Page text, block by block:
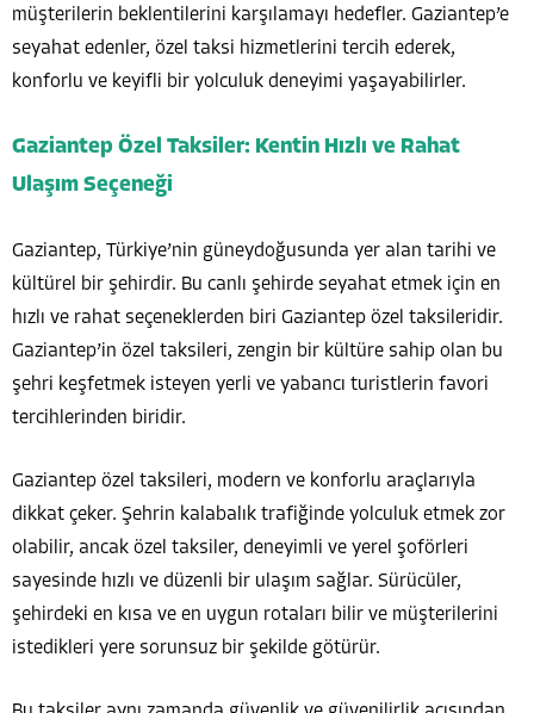
müşterilerin beklentilerini karşılamayı hedefler. Gaziantep’e
seyahat edenler, özel taksi hizmetlerini tercih ederek,
konforlu ve keyifli bir yolculuk deneyimi yaşayabilirler.
Gaziantep Özel Taksiler: Kentin Hızlı ve Rahat
Ulaşım Seçeneği
Gaziantep, Türkiye’nin güneydoğusunda yer alan tarihi ve
kültürel bir şehirdir. Bu canlı şehirde seyahat etmek için en
hızlı ve rahat seçeneklerden biri Gaziantep özel taksileridir.
Gaziantep’in özel taksileri, zengin bir kültüre sahip olan bu
şehri keşfetmek isteyen yerli ve yabancı turistlerin favori
tercihlerinden biridir.
Gaziantep özel taksileri, modern ve konforlu araçlarıyla
dikkat çeker. Şehrin kalabalık trafiğinde yolculuk etmek zor
olabilir, ancak özel taksiler, deneyimli ve yerel şoförleri
sayesinde hızlı ve düzenli bir ulaşım sağlar. Sürücüler,
şehirdeki en kısa ve en uygun rotaları bilir ve müşterilerini
istedikleri yere sorunsuz bir şekilde götürür.